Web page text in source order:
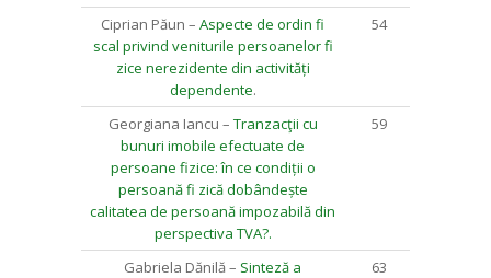
Ciprian Păun – Aspecte de ordin fi
scal privind veniturile persoanelor fi
zice nerezidente din activități
dependente.
54
Georgiana Iancu – Tranzacţii cu
bunuri imobile efectuate de
persoane fizice: în ce condiții o
persoană fi zică dobândește
calitatea de persoană impozabilă din
perspectiva TVA?.
59
Gabriela Dănilă – Sinteză a
63